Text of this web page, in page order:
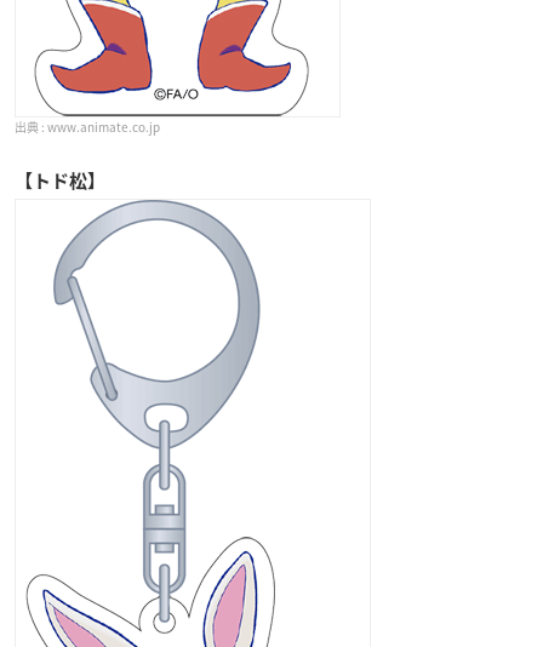
www.animate.co.jp
【トド松】